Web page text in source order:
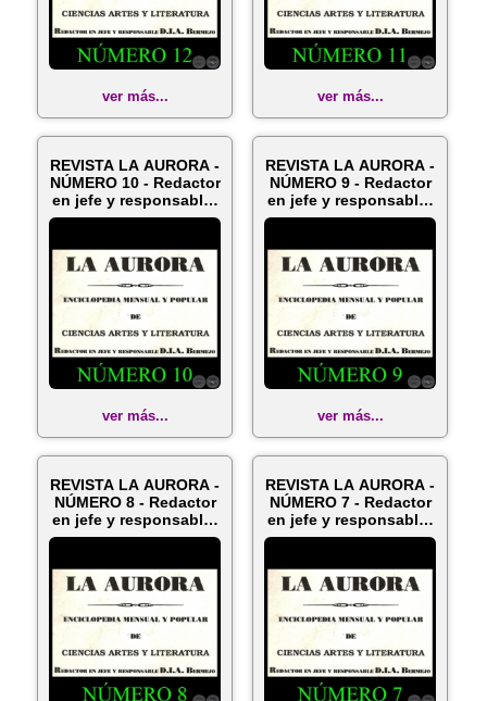
ver más... ver más...
REVISTA LA AURORA -
NÚMERO 10 - Redactor
en jefe y responsable:
D...
ver más...
REVISTA LA AURORA -
NÚMERO 9 - Redactor
en jefe y responsable:
D....
ver más...
REVISTA LA AURORA -
NÚMERO 8 - Redactor
en jefe y responsable:
D....
REVISTA LA AURORA -
NÚMERO 7 - Redactor
en jefe y responsable:
D....